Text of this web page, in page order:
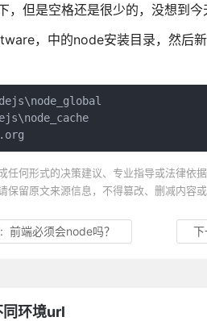
但是空格还是很少的，没想到今
，中的node安装目录，然后
任何形式的决策建议、专业指导或法律依
留原文来源信息，不得篡改、删减内容
:前端必须会node吗？
环境url